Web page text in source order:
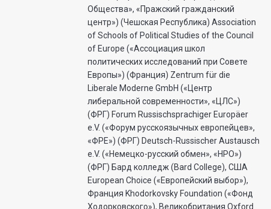
Общества», «Пражский гражданский
центр») (Чешская Республика) Association
of Schools of Political Studies of the Council
of Europe («Ассоциация школ
политических исследований при Совете
Европы») (Франция) Zentrum für die
Liberale Moderne GmbH («Центр
либеральной современности», «ЦЛС»)
(ФРГ) Forum Russischsprachiger Europäer
e.V. («Форум русскоязычных европейцев»,
«ФРЕ») (ФРГ) Deutsch-Russischer Austausch
e.V. («Немецко-русский обмен», «НРО»)
(ФРГ) Бард колледж (Bard College), США
European Choice («Европейский выбор»),
Франция Khodorkovsky Foundation («Фонд
Ходорковского»), Великобритания Oxford